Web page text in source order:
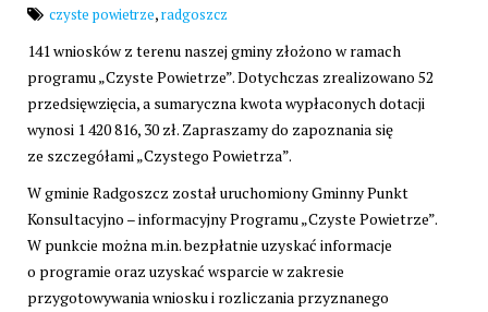
czyste powietrze,radgoszcz
141 wniosków z terenu naszej gminy złożono w ramach
programu „Czyste Powietrze”. Dotychczas zrealizowano 52
przedsięwzięcia, a sumaryczna kwota wypłaconych dotacji
wynosi 1 420 816, 30 zł. Zapraszamy do zapoznania się
ze szczegółami „Czystego Powietrza”.
W gminie Radgoszcz został uruchomiony Gminny Punkt
Konsultacyjno – informacyjny Programu „Czyste Powietrze”.
W punkcie można m.in. bezpłatnie uzyskać informacje
o programie oraz uzyskać wsparcie w zakresie
przygotowywania wniosku i rozliczania przyznanego